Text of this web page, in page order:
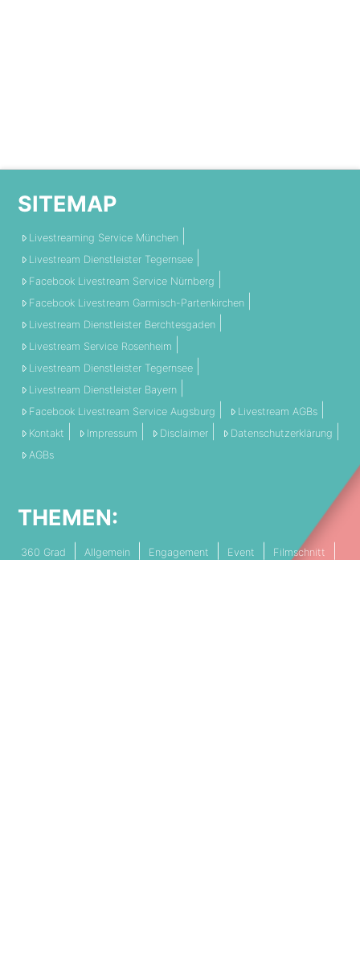
SITEMAP
Livestreaming Service München
Livestream Dienstleister Tegernsee
Facebook Livestream Service Nürnberg
Facebook Livestream Garmisch-Partenkirchen
Livestream Dienstleister Berchtesgaden
Livestream Service Rosenheim
Livestream Dienstleister Tegernsee
Livestream Dienstleister Bayern
Facebook Livestream Service Augsburg
Livestream AGBs
Kontakt
Impressum Disclaimer
Datenschutzerklärung
AGBs
THEMEN:
360 Grad Allgemein Engagement Event
Filmschnitt